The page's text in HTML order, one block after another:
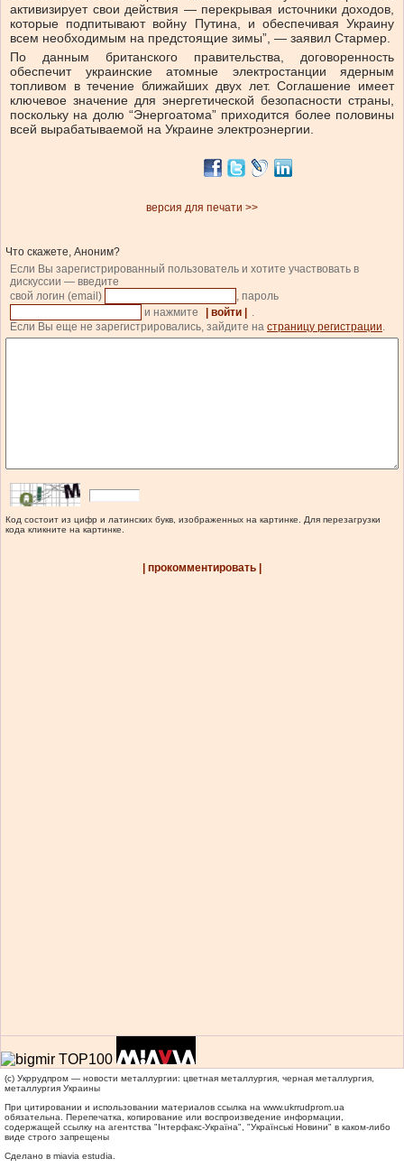
активизирует свои действия — перекрывая источники доходов,
которые подпитывают войну Путина, и обеспечивая Украину
всем необходимым на предстоящие зимы”, — заявил Стармер.
По данным британского правительства, договоренность
обеспечит украинские атомные электростанции ядерным
топливом в течение ближайших двух лет. Cоглашение имеет
ключевое значение для энергетической безопасности страны,
поскольку на долю “Энергоатома” приходится более половины
всей вырабатываемой на Украине электроэнергии.
версия для печати >>
Что скажете, Аноним?
Если Вы зарегистрированный пользователь и хотите участвовать в
дискуссии — введите
свой логин (email)
, пароль
и нажмите
| войти |
.
Если Вы еще не зарегистрировались, зайдите на страницу регистрации.
Код состоит из цифр и латинских букв, изображенных на картинке. Для перезагрузки
кода кликните на картинке.
| прокомментировать |
(c) Укррудпром — новости металлургии: цветная металлургия, черная металлургия,
металлургия Украины
При цитировании и использовании материалов ссылка на www.ukrrudprom.ua
обязательна. Перепечатка, копирование или воспроизведение информации,
содержащей ссылку на агентства "Iнтерфакс-Україна", "Українськi Новини" в каком-либо
виде строго запрещены
Сделано в miavia estudia.